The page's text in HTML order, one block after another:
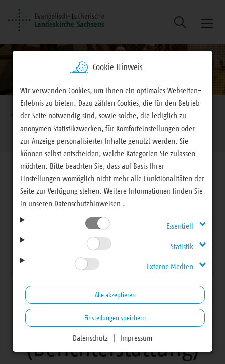
Suche
Brotkrumennavigation
EVLKS - engagiert Landeskirche
Landessynode
28.02. bis 01.03.2020
27. Landessynode Berichterstattung, Vorlagen und
Beschlüsse
27. Landessynode -
Sondertagung zur
Bischofswahl
(Berichterstattung)
Cookie Hinweis
Wir verwenden Cookies, um Ihnen ein optimales Webseiten-
Erlebnis zu bieten. Dazu zählen Cookies, die für den Betrieb
der Seite notwendig sind, sowie solche, die lediglich zu
anonymen Statistikzwecken, für Komforteinstellungen oder
zur Anzeige personalisierter Inhalte genutzt werden. Sie
können selbst entscheiden, welche Kategorien Sie zulassen
möchten. Bitte beachten Sie, dass auf Basis Ihrer
Einstellungen womöglich nicht mehr alle Funktionalitäten der
Seite zur Verfügung stehen. Weitere Informationen finden Sie
in unseren Datenschutzhinweisen .
Essentiell
Statistik
Externe Medien
Alle akzeptieren
Einstellungen speichern
Datenschutz Impressum